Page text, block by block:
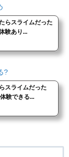
らスライムだった
験あり...
?
スライムだった
験できる...